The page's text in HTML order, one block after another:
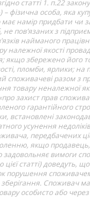
статті 1. п.22
– фізична особа, яка
має намір придбати чи
не пов’язаних з
найманого
належної якості
якщо збережено його
пломби, ярлики; на
споживачеві разом з
товару неналежної
захист прав
гарантійного
встановлені
усунення
передбачених
якщо
задовольняє вимоги
статті) доведуть,
порушення
Споживач
особисто або